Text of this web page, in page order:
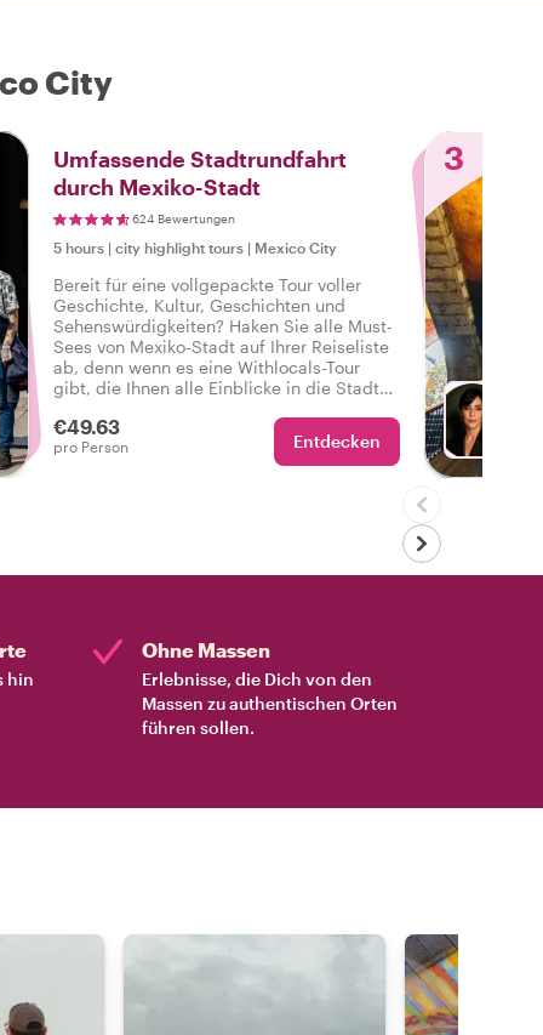
City
Umfassende Stadtrundfahrt
durch Mexiko-Stadt
624 Bewertungen
5 hours | city highlight tours | Mexico City
Bereit für eine vollgepackte Tour voller
Geschichte, Kultur, Geschichten und
Sehenswürdigkeiten? Haken Sie alle Must-
Sees von Mexiko-Stadt auf Ihrer Reiseliste
ab, denn wenn es eine Withlocals-Tour
gibt, die Ihnen alle Einblicke in die Stadt
personalisierte Tour durch Mexiko-Stadt.
€49.63
pro Person Entdecken
3
hin
Ohne Massen
Erlebnisse, die Dich von den
Massen zu authentischen Orten
führen sollen.